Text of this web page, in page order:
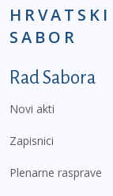
HRVATSKI
SABOR
Podnožje
Rad Sabora
Novi akti
Zapisnici
Plenarne rasprave